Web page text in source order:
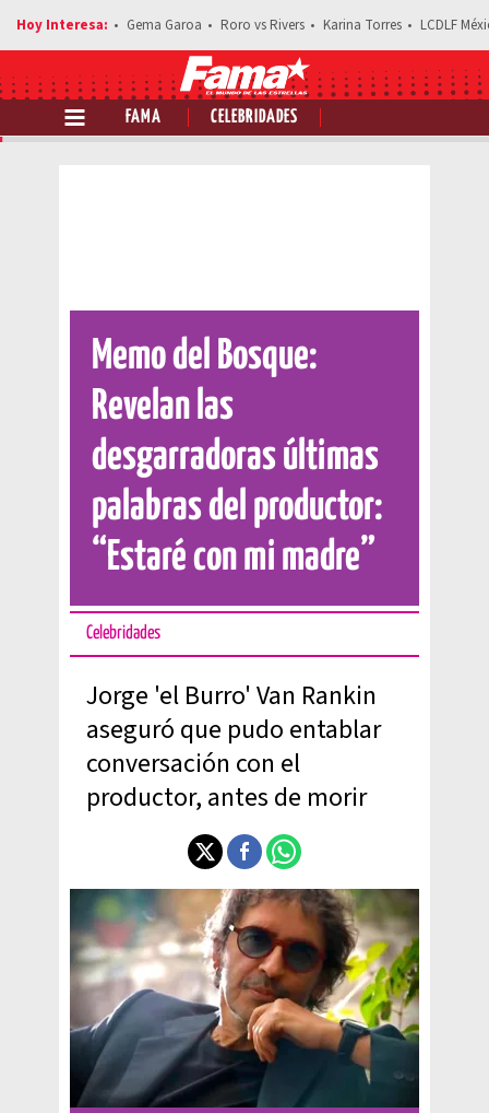
Gema Garoa Roro vs Rivers Karina Torres LCDLF
FAMA CELEBRIDADES
Comparte esta noticia
Memo del Bosque:
Revelan las
desgarradoras últimas
palabras del productor:
“Estaré con mi madre”
Celebridades
Jorge 'el Burro' Van Rankin
aseguró que pudo entablar
conversación con el
productor, antes de morir